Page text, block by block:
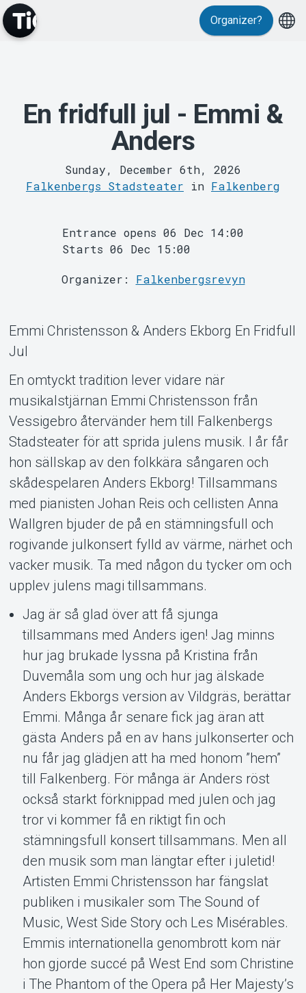
MyTickster
Support
About Tickster
Organizer?
En fridfull jul - Emmi &
Anders
Sunday, December 6th, 2026
Falkenbergs Stadsteater in Falkenberg
Entrance opens 06 Dec 14:00
Starts 06 Dec 15:00
Organizer: Falkenbergsrevyn
Emmi Christensson & Anders Ekborg En Fridfull
Jul
En omtyckt tradition lever vidare när
musikalstjärnan Emmi Christensson från
Vessigebro återvänder hem till Falkenbergs
Stadsteater för att sprida julens musik. I år får
hon sällskap av den folkkära sångaren och
skådespelaren Anders Ekborg! Tillsammans
med pianisten Johan Reis och cellisten Anna
Wallgren bjuder de på en stämningsfull och
rogivande julkonsert fylld av värme, närhet och
vacker musik. Ta med någon du tycker om och
upplev julens magi tillsammans.
Jag är så glad över att få sjunga
tillsammans med Anders igen! Jag minns
hur jag brukade lyssna på Kristina från
Duvemåla som ung och hur jag älskade
Anders Ekborgs version av Vildgräs, berättar
Emmi. Många år senare fick jag äran att
gästa Anders på en av hans julkonserter och
nu får jag glädjen att ha med honom ”hem”
till Falkenberg. För många är Anders röst
också starkt förknippad med julen och jag
tror vi kommer få en riktigt fin och
stämningsfull konsert tillsammans. Men all
den musik som man längtar efter i juletid!
Artisten Emmi Christensson har fängslat
publiken i musikaler som The Sound of
Music, West Side Story och Les Misérables.
Emmis internationella genombrott kom när
hon gjorde succé på West End som Christine
i The Phantom of the Opera på Her Majesty’s